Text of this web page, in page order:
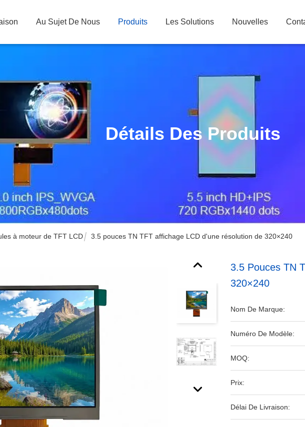
Au Sujet De Nous Produits Les Solutions Nouvelles
Détails Des Produits
à moteur de TFT LCD 3.5 pouces TN TFT affichage LCD d'une résolution de 320×240
3.5 Pouces TN
320×240
Nom De Marque:
Numéro De Modèle:
MOQ:
Prix:
Délai De Livraison: